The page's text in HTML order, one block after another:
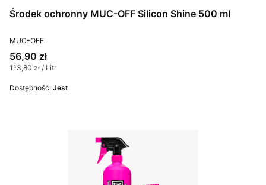
Środek ochronny MUC-OFF Silicon Shine 500 ml
PRODUCENT
MUC-OFF
Cena
56,90 zł
Cena jednostkowa
113,80 zł / Litr
Dostępność: Jest